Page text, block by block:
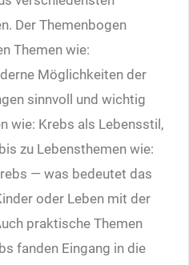
Der Themenbogen
Themen wie:
Möglichkeiten der
sinnvoll und wichtig
wie: Krebs als Lebensstil,
zu Lebensthemen wie:
— was bedeutet das
oder Leben mit der
praktische Themen
fanden Eingang in die